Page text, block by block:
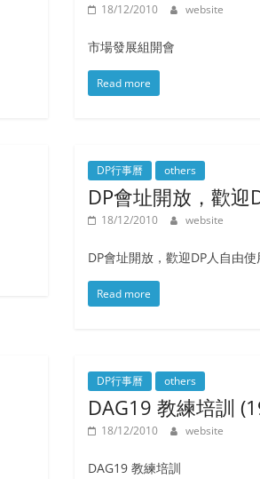
18/12/2010 website
市場發展組開會
Read more
DP行事曆 others
DP會址開放，歡迎
18/12/2010 website
DP會址開放，歡迎DP人自由使
Read more
DP行事曆 others
DAG19 教練培訓
18/12/2010 website
DAG19 教練培訓